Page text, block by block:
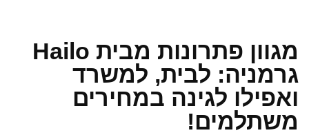
מגוון פתרונות מבית Hailo
גרמניה: לבית, למשרד
ואפילו לגינה במחירים
משתלמים!